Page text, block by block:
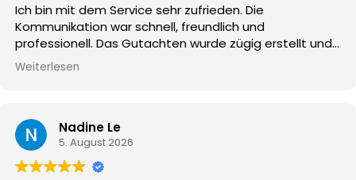
Ich bin mit dem Service sehr zufrieden. Die
Kommunikation war schnell, freundlich und
professionell. Das Gutachten wurde zügig erstellt und
der gesamte Ablauf verständlich erklärt. Besonders
schätze ich die Unterstützung bei der Weiterleitung an
das gesamte Team. Klare Empfehlung!
Weiterlesen
Nadine Le
5. August 2026